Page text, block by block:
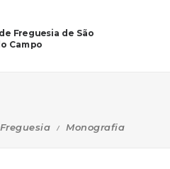
Freguesia de São
Campo
Freguesia Monografia